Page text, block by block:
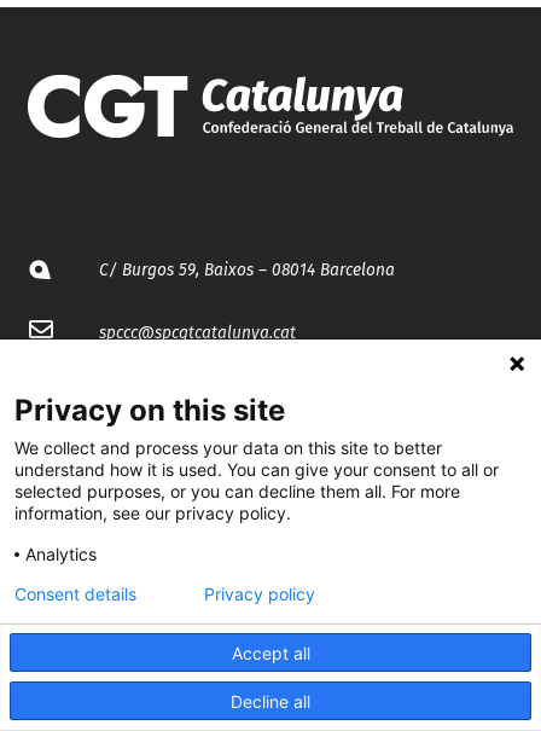
C/ Burgos 59, Baixos – 08014 Barcelona
spccc@spcgtcatalunya.cat
@CGTCatalunya
cgtcatalunya
CGTCatalunya
cgtcatalunya
Desenvolupat per
Privacy on this site
We collect and process your data on this site to better
understand how it is used. You can give your consent to all or
selected purposes, or you can decline them all. For more
information, see our privacy policy.
Analytics
Accept all
Decline all
Consent details Privacy policy